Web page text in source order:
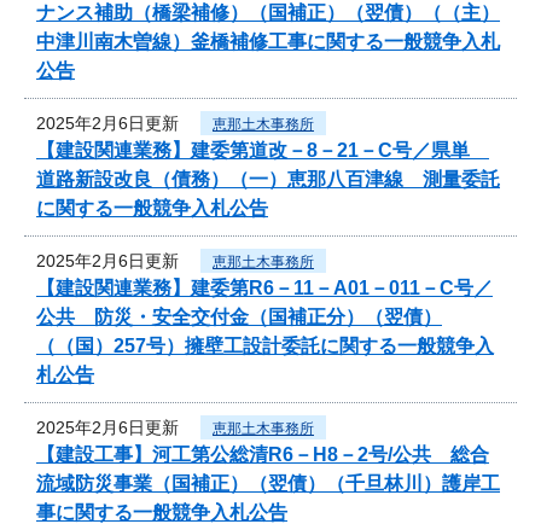
ナンス補助（橋梁補修）（国補正）（翌債）（（主）
中津川南木曽線）釜橋補修工事に関する一般競争入札
公告
2025年2月6日更新 恵那土木事務所
【建設関連業務】建委第道改－8－21－C号／県単
道路新設改良（債務）（一）恵那八百津線 測量委託
に関する一般競争入札公告
2025年2月6日更新 恵那土木事務所
【建設関連業務】建委第R6－11－A01－011－C号／
公共 防災・安全交付金（国補正分）（翌債）
（（国）257号）擁壁工設計委託に関する一般競争入
札公告
2025年2月6日更新 恵那土木事務所
【建設工事】河工第公総清R6－H8－2号/公共 総合
流域防災事業（国補正）（翌債）（千旦林川）護岸工
事に関する一般競争入札公告